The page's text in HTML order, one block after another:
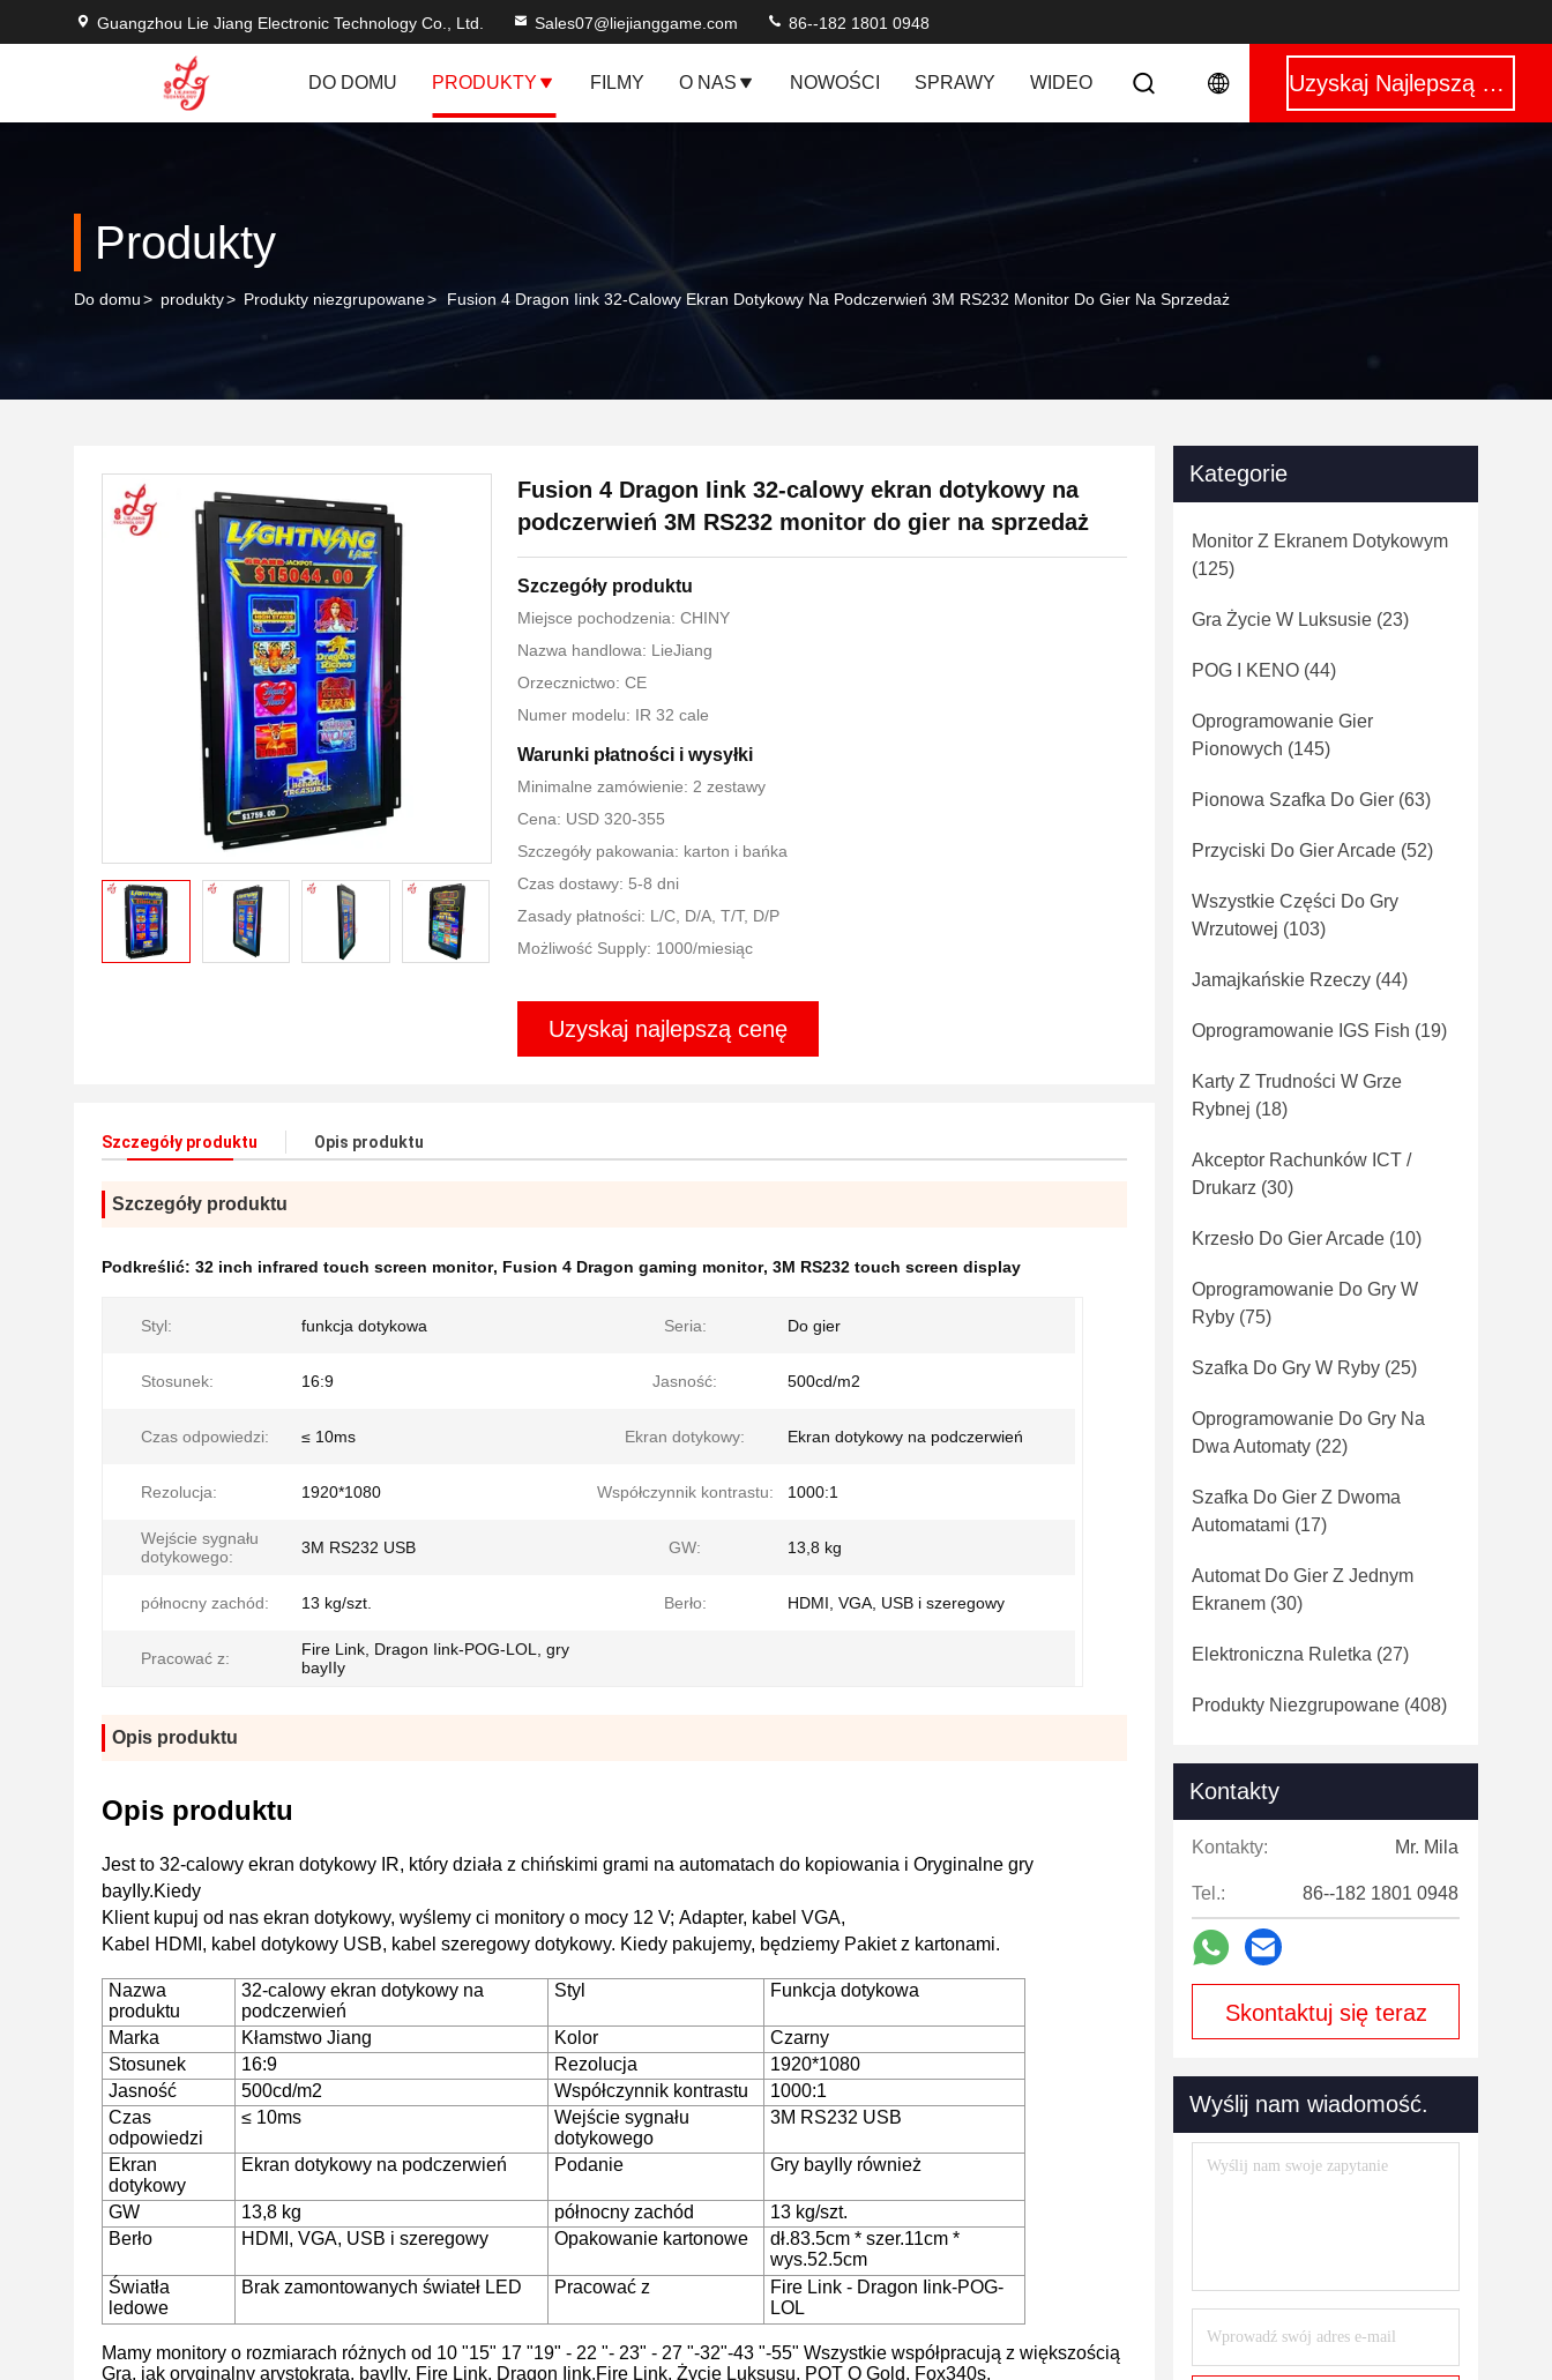
Guangzhou Lie Jiang Electronic Technology Co., Ltd. Sales07@liejianggame.com 86--182 1801 0948
DO DOMU PRODUKTY FILMY O NAS NOWOŚCI SPRAWY WIDEO Uzyskaj Najlepszą Cenę
Produkty
Do domu> produkty> Produkty niezgrupowane> Fusion 4 Dragon Iink 32-Calowy Ekran Dotykowy Na Podczerwień 3M RS232 Monitor Do Gier Na Sprzedaż
Fusion 4 Dragon Iink 32-calowy ekran dotykowy na
podczerwień 3M RS232 monitor do gier na sprzedaż
Szczegóły produktu
Miejsce pochodzenia: CHINY
Nazwa handlowa: LieJiang
Orzecznictwo: CE
Numer modelu: IR 32 cale
Warunki płatności i wysyłki
Minimalne zamówienie: 2 zestawy
Cena: USD 320-355
Szczegóły pakowania: karton i bańka
Czas dostawy: 5-8 dni
Zasady płatności: L/C, D/A, T/T, D/P
Możliwość Supply: 1000/miesiąc
Uzyskaj najlepszą cenę
Szczegóły produktu Opis produktu
Szczegóły produktu
Podkreślić: 32 inch infrared touch screen monitor, Fusion 4 Dragon gaming monitor, 3M RS232 touch screen display
Styl: funkcja dotykowa Seria: Do gier
Stosunek: 16:9 Jasność: 500cd/m2
Czas odpowiedzi: ≤ 10ms Ekran dotykowy: Ekran dotykowy na podczerwień
Rezolucja: 1920*1080 Współczynnik kontrastu: 1000:1
Wejście sygnału
dotykowego:
3M RS232 USB GW: 13,8 kg
północny zachód: 13 kg/szt. Berło: HDMI, VGA, USB i szeregowy
Pracować z:
Fire Link, Dragon Iink-POG-LOL, gry
bayIIy
Opis produktu
Opis produktu
Jest to 32-calowy ekran dotykowy IR, który działa z chińskimi grami na automatach do kopiowania i Oryginalne gry
bayIIy.Kiedy
Klient kupuj od nas ekran dotykowy, wyślemy ci monitory o mocy 12 V; Adapter, kabel VGA,
Kabel HDMI, kabel dotykowy USB, kabel szeregowy dotykowy. Kiedy pakujemy, będziemy Pakiet z kartonami.
Nazwa
produktu
32-calowy ekran dotykowy na
podczerwień
Styl Funkcja dotykowa
Marka Kłamstwo Jiang Kolor
Czarny
Stosunek
16:9 Rezolucja
1920*1080
Jasność
500cd/m2 Współczynnik kontrastu
1000:1
Czas
odpowiedzi
≤ 10ms
Wejście sygnału
dotykowego
3M RS232 USB
Ekran
dotykowy
Ekran dotykowy na podczerwień Podanie Gry bayIIy również
GW 13,8 kg północny zachód
13 kg/szt.
Berło
HDMI, VGA, USB i szeregowy Opakowanie kartonowe
dł.83.5cm * szer.11cm *
wys.52.5cm
Światła
ledowe
Brak zamontowanych świateł LED Pracować z
Fire Link - Dragon Iink-POG-
LOL
Mamy monitory o rozmiarach różnych od 10 "15" 17 "19" - 22 "- 23" - 27 "-32"-43 "-55" Wszystkie współpracują z większością
Gra, jak oryginalny arystokrata, bayIIy, Fire Link, Dragon Iink.Fire Link, Życie Luksusu, POT O Gold, Fox340s,
Kategorie
Monitor Z Ekranem Dotykowym
(125)
Gra Życie W Luksusie (23)
POG I KENO (44)
Oprogramowanie Gier
Pionowych (145)
Pionowa Szafka Do Gier (63)
Przyciski Do Gier Arcade (52)
Wszystkie Części Do Gry
Wrzutowej (103)
Jamajkańskie Rzeczy (44)
Oprogramowanie IGS Fish (19)
Karty Z Trudności W Grze
Rybnej (18)
Akceptor Rachunków ICT /
Drukarz (30)
Krzesło Do Gier Arcade (10)
Oprogramowanie Do Gry W
Ryby (75)
Szafka Do Gry W Ryby (25)
Oprogramowanie Do Gry Na
Dwa Automaty (22)
Szafka Do Gier Z Dwoma
Automatami (17)
Automat Do Gier Z Jednym
Ekranem (30)
Elektroniczna Ruletka (27)
Produkty Niezgrupowane (408)
Kontakty
Kontakty: Mr. Mila
Tel.: 86--182 1801 0948
Skontaktuj się teraz
Wyślij nam wiadomość.